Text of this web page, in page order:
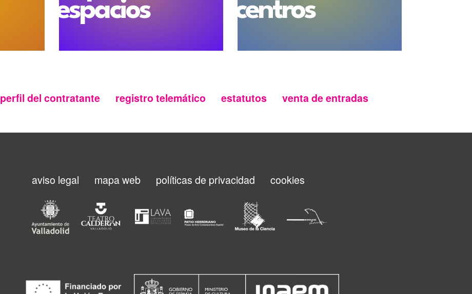
espacios
centros
perfil del contratante registro telemático estatutos venta de entradas
Menu
footer
aviso legal mapa web políticas de privacidad cookies